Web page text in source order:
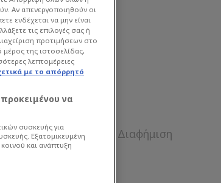
Αν απενεργοποιηθούν οι
ενδέχεται να μην είναι
τις επιλογές σας ή
προτιμήσεων στο
της ιστοσελίδας,
λεπτομέρειες
με το απόρρητό
να
συσκευής για
Εξατομικευμένη
και ανάπτυξη